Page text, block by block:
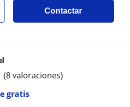
Contactar
gratis
(8 valoraciones)